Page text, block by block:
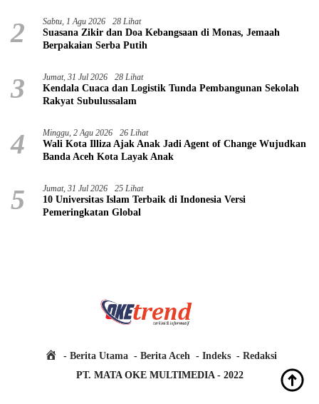
2 Sabtu, 1 Agu 2026 28 Lihat
Suasana Zikir dan Doa Kebangsaan di Monas, Jemaah
Berpakaian Serba Putih
3 Jumat, 31 Jul 2026 28 Lihat
Kendala Cuaca dan Logistik Tunda Pembangunan Sekolah
Rakyat Subulussalam
4 Minggu, 2 Agu 2026 26 Lihat
Wali Kota Illiza Ajak Anak Jadi Agent of Change Wujudkan
Banda Aceh Kota Layak Anak
5 Jumat, 31 Jul 2026 25 Lihat
10 Universitas Islam Terbaik di Indonesia Versi
Pemeringkatan Global
H Berita Utama Berita Aceh Indeks
Redaksi
PT. MATA OKE MULTIMEDIA - 2022